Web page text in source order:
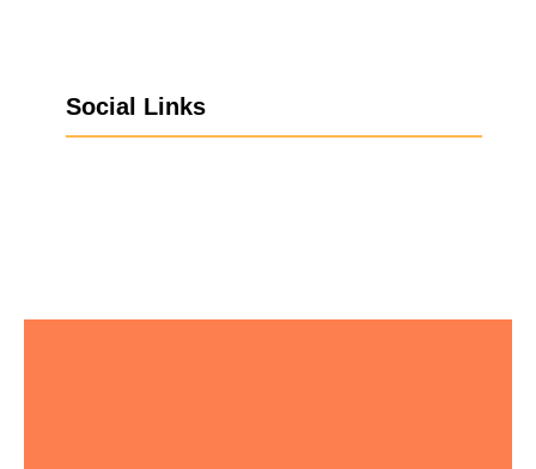
Social Links